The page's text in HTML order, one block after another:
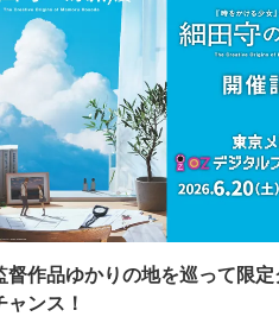
督作品ゆかりの地を巡って限
ンス！